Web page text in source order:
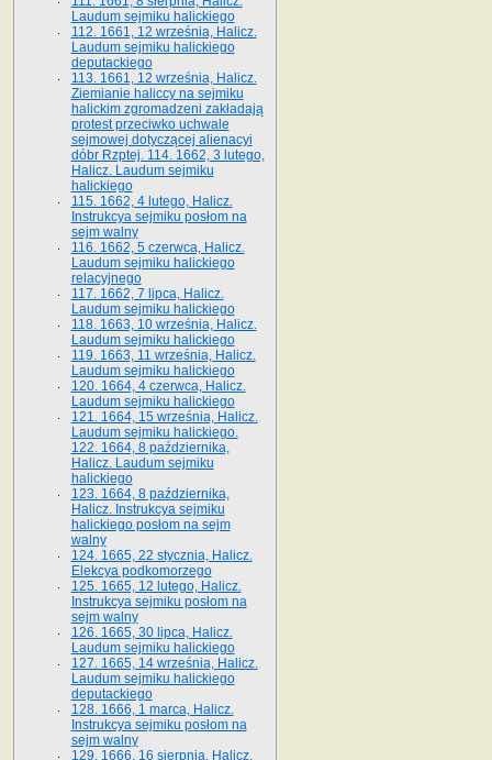
Laudum sejmiku halickiego
112. 1661, 12 września, Halicz.
Laudum sejmiku halickiego
deputackiego
113. 1661, 12 września, Halicz.
Ziemianie haliccy na sejmiku
halickim zgromadzeni zakładają
protest przeciwko uchwale
sejmowej dotyczącej alienacyi
dóbr Rzptej. 114. 1662, 3 lutego,
Halicz. Laudum sejmiku
halickiego
115. 1662, 4 lutego, Halicz.
Instrukcya sejmiku posłom na
sejm walny
116. 1662, 5 czerwca, Halicz.
Laudum sejmiku halickiego
relacyjnego
117. 1662, 7 lipca, Halicz.
Laudum sejmiku halickiego
118. 1663, 10 września, Halicz.
Laudum sejmiku halickiego
119. 1663, 11 września, Halicz.
Laudum sejmiku halickiego
120. 1664, 4 czerwca, Halicz.
Laudum sejmiku halickiego
121. 1664, 15 września, Halicz.
Laudum sejmiku halickiego.
122. 1664, 8 października,
Halicz. Laudum sejmiku
halickiego
123. 1664, 8 października,
Halicz. Instrukcya sejmiku
halickiego posłom na sejm
walny
124. 1665, 22 stycznia, Halicz.
Elekcya podkomorzego
125. 1665, 12 lutego, Halicz.
Instrukcya sejmiku posłom na
sejm walny
126. 1665, 30 lipca, Halicz.
Laudum sejmiku halickiego
127. 1665, 14 września, Halicz.
Laudum sejmiku halickiego
deputackiego
128. 1666, 1 marca, Halicz.
Instrukcya sejmiku posłom na
sejm walny
129. 1666, 16 sierpnia, Halicz.